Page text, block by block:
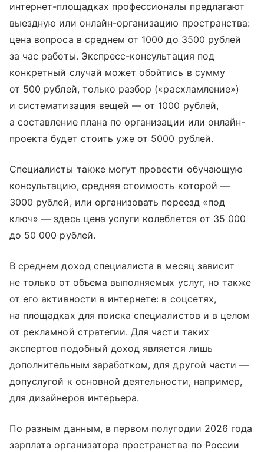
интернет-площадках профессионалы предлагают
выездную или онлайн-организацию пространства:
цена вопроса в среднем от 1000 до 3500 рублей
за час работы. Экспресс-консультация под
конкретный случай может обойтись в сумму
от 500 рублей, только разбор («расхламление»)
и систематизация вещей — от 1000 рублей,
а составление плана по организации или онлайн-
проекта будет стоить уже от 5000 рублей.
Специалисты также могут провести обучающую
консультацию, средняя стоимость которой —
3000 рублей, или организовать переезд «под
ключ» — здесь цена услуги колеблется от 35 000
до 50 000 рублей.
В среднем доход специалиста в месяц зависит
не только от объема выполняемых услуг, но также
от его активности в интернете: в соцсетях,
на площадках для поиска специалистов и в целом
от рекламной стратегии. Для части таких
экспертов подобный доход является лишь
дополнительным заработком, для другой части —
допуслугой к основной деятельности, например,
для дизайнеров интерьера.
По разным данным, в первом полугодии 2026 года
зарплата организатора пространства по России